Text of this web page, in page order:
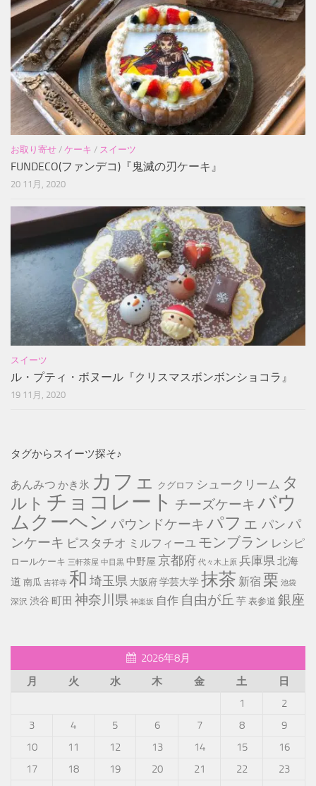
お取り寄せ / ケーキ / スイーツ
FUNDECO(ファンデコ)『鬼滅の刃ケーキ』
20 11月, 2020
スイーツ
ル・プティ・ボヌール『クリスマスボンボンショコラ』
19 11月, 2020
タグからスイーツ探そ♪
あんみつ かき氷 カフェ クグロフ シュークリーム タ
ルト チョコレート チーズケーキ バウ
ムクーヘン パウンドケーキ パフェ パン パ
ンケーキ ピスタチオ ミルフィーユ モンブラン レシピ
ロールケーキ 三軒茶屋 中目黒 中野屋 京都府 代々木上原 兵庫県北海
道 南瓜 吉祥寺 和 埼玉県 大阪府 学芸大学抹茶 新宿 栗 池袋
深沢 渋谷 町田 神奈川県 神楽坂 自作 自由が丘 芋 表参道 銀座
2026年8月
月
火 水 木 金 土
日
1
2
3
4 5 6 7 8
9
10
11 12 13 14 15
16
17
18 19 20 21 22
23